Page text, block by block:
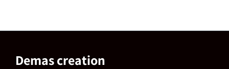
Demas creation